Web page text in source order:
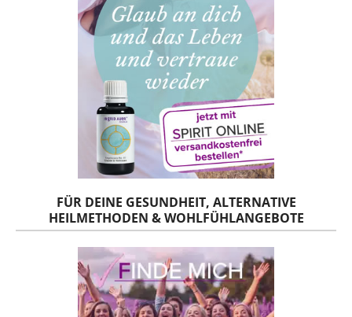
FÜR DEINE GESUNDHEIT, ALTERNATIVE
HEILMETHODEN & WOHLFÜHLANGEBOTE